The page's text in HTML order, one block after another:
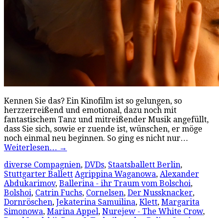
Kennen Sie das? Ein Kinofilm ist so gelungen, so
herzzerreißend und emotional, dazu noch mit
fantastischem Tanz und mitreißender Musik angefüllt,
dass Sie sich, sowie er zuende ist, wünschen, er möge
noch einmal neu beginnen. So ging es nicht nur…
Weiterlesen… →
diverse Compagnien, DVDs, Staatsballett Berlin,
Stuttgarter Ballett Agrippina Waganowa, Alexander
Abdukarimov, Ballerina - ihr Traum vom Bolschoi,
Bolshoi, Catrin Fuchs, Cornelsen, Der Nussknacker,
Dornröschen, Jekaterina Samuilina, Klett, Margarita
Simonowa, Marina Appel, Nurejew - The White Crow,